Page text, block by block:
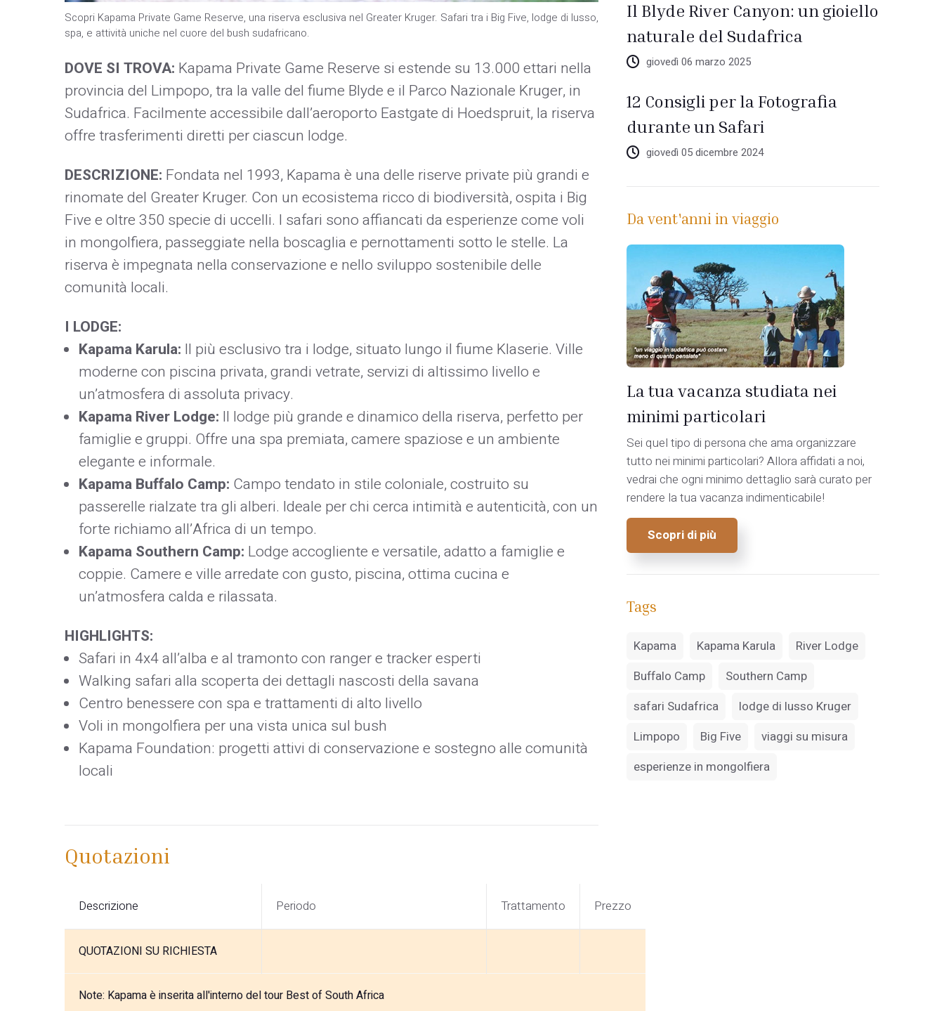
Scopri Kapama Private Game Reserve, una riserva esclusiva nel Greater Kruger. Safari tra i Big Five, lodge di lusso,
spa, e attività uniche nel cuore del bush sudafricano.
DOVE SI TROVA: Kapama Private Game Reserve si estende su 13.000 ettari nella
provincia del Limpopo, tra la valle del fiume Blyde e il Parco Nazionale Kruger, in
Sudafrica. Facilmente accessibile dall’aeroporto Eastgate di Hoedspruit, la riserva
offre trasferimenti diretti per ciascun lodge.
DESCRIZIONE: Fondata nel 1993, Kapama è una delle riserve private più grandi e
rinomate del Greater Kruger. Con un ecosistema ricco di biodiversità, ospita i Big
Five e oltre 350 specie di uccelli. I safari sono affiancati da esperienze come voli
in mongolfiera, passeggiate nella boscaglia e pernottamenti sotto le stelle. La
riserva è impegnata nella conservazione e nello sviluppo sostenibile delle
comunità locali.
I LODGE:
Kapama Karula: Il più esclusivo tra i lodge, situato lungo il fiume Klaserie. Ville
moderne con piscina privata, grandi vetrate, servizi di altissimo livello e
un’atmosfera di assoluta privacy.
Kapama River Lodge: Il lodge più grande e dinamico della riserva, perfetto per
famiglie e gruppi. Offre una spa premiata, camere spaziose e un ambiente
elegante e informale.
Kapama Buffalo Camp: Campo tendato in stile coloniale, costruito su
passerelle rialzate tra gli alberi. Ideale per chi cerca intimità e autenticità, con un
forte richiamo all’Africa di un tempo.
Kapama Southern Camp: Lodge accogliente e versatile, adatto a famiglie e
coppie. Camere e ville arredate con gusto, piscina, ottima cucina e
un’atmosfera calda e rilassata.
HIGHLIGHTS:
Safari in 4x4 all’alba e al tramonto con ranger e tracker esperti
Walking safari alla scoperta dei dettagli nascosti della savana
Centro benessere con spa e trattamenti di alto livello
Voli in mongolfiera per una vista unica sul bush
Kapama Foundation: progetti attivi di conservazione e sostegno alle comunità
locali
Quotazioni
Descrizione Periodo Trattamento Prezzo
QUOTAZIONI SU RICHIESTA
Note: Kapama è inserita all'interno del tour Best of South Africa
Il Blyde River Canyon: un gioiello
naturale del Sudafrica
giovedì 06 marzo 2025
12 Consigli per la Fotografia
durante un Safari
giovedì 05 dicembre 2024
Da vent'anni in viaggio
La tua vacanza studiata nei
minimi particolari
Sei quel tipo di persona che ama organizzare
tutto nei minimi particolari? Allora affidati a noi,
vedrai che ogni minimo dettaglio sarà curato per
rendere la tua vacanza indimenticabile!
Scopri di più
Tags
Kapama Kapama Karula
River Lodge
Buffalo Camp
Southern Camp
safari Sudafrica
lodge di lusso Kruger
Limpopo
Big Five
viaggi su misura
esperienze in mongolfiera